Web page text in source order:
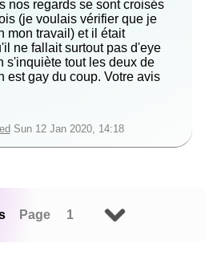
nos regards se sont croisés
(je voulais vérifier que je
mon travail) et il était
ne fallait surtout pas d'eye
s'inquiète tout les deux de
est gay du coup. Votre avis
Sun 12 Jan 2020, 14:18
Page 1